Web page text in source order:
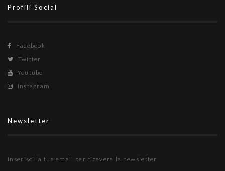
Profili Social
Facebook
Twitter
Youtube
Instagram
Newsletter
Inserisci la tua email per ricevere la newsletter